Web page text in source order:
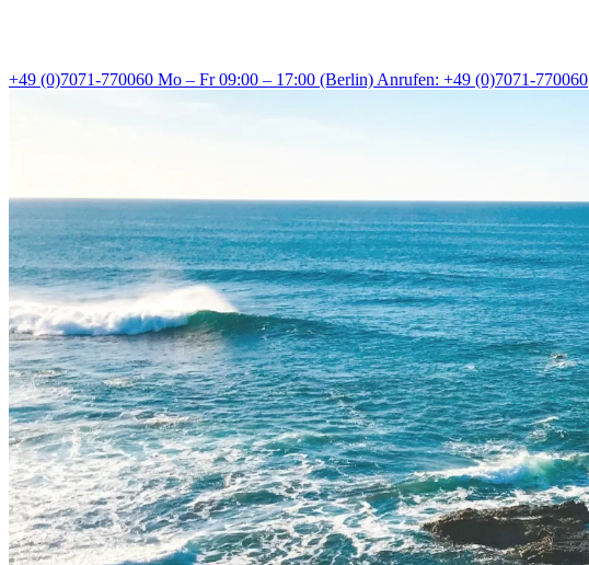
+49 (0)7071-770060 Mo – Fr 09:00 – 17:00 (Berlin) Anrufen: +49 (0)7071-770060